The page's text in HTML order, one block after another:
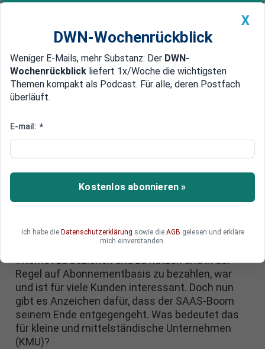
Newsticker MEIN DWN: Geldanlage Premium
Edelmetalle DWN-Magazin China
Läutet Klarna mit KI das Ende
wissen müssen
Der Software-as-a-Service (SaaS)-Markt erlebte
in den letzten Jahren einen beispiellosen Boom.
Migration und die Pandemie, wuchs die Branche
rasant. Durch die Möglichkeit, Software über das
Internet zu beziehen und zu nutzen und in der
Regel auf Abonnementbasis zu bezahlen, war
und ist für viele Kunden interessant. Doch nun
gibt es Anzeichen dafür, dass der SAAS-Boom
seinem Ende entgegengeht. Was bedeutet das
für kleine und mittelständische Unternehmen
(KMU)?
X
DWN-Wochenrückblick
Weniger E-Mails, mehr Substanz: Der DWN-
Wochenrückblick liefert 1x/Woche die wichtigsten
Themen kompakt als Podcast. Für alle, deren Postfach
überläuft.
E-mail: *
Kostenlos abonnieren »
Ich habe die Datenschutzerklärung sowie die AGB gelesen und erkläre
mich einverstanden.